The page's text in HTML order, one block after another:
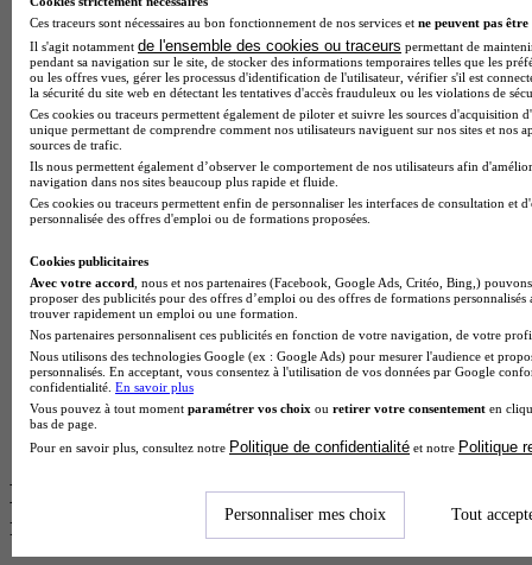
BTS Esf en alternance
BTS Dietetique en alternance
BTS Mco en alternance
BTS Pi en alternance
BTS Sp3s en alternance
Master CCA en alternance
BTS Ndrc en alternance
BTS Sam en alternance
Cap Fleuriste en alternance
BTS Sio en alternance
BTS Gpme en alternance
Cap Electricien en alternance
BTS Gpn en alternance
BTS Domotique en alternance
BAC Pro Agora en alternance
BTS Sta en alternance
BTS Iris en alternance
BTS Tpl en alternance
BTS Ati en alternance
Les diplômes par filière les plus
recherchés
Ces traceurs sont nécessaires au bon fonctionnement de nos services et ne peuvent pas être
Il s'agit notamment de l'ensemble des cookies ou traceurs permettant de
pendant sa navigation sur le site, de stocker des informations temporaires telles que les
ou les offres vues, gérer les processus d'identification de l'utilisateur, vérifier s'il est
la sécurité du site web en détectant les tentatives d'accès frauduleux ou les violations de
Ces cookies ou traceurs permettent également de piloter et suivre les sources d'acquisition
unique permettant de comprendre comment nos utilisateurs naviguent sur nos sites et nos
sources de trafic.
Ils nous permettent également d’observer le comportement de nos utilisateurs afin
navigation dans nos sites beaucoup plus rapide et fluide.
Ces cookies ou traceurs permettent enfin de personnaliser les interfaces de consultation et
personnalisée des offres d'emploi ou de formations proposées.
Cookies publicitaires
Avec votre accord , nous et nos partenaires (Facebook, Google Ads, Critéo, Bing,)
proposer des publicités pour des offres d’emploi ou des offres de formations
trouver rapidement un emploi ou une formation.
Nos partenaires personnalisent ces publicités en fonction de votre navigation, de votre
Nous utilisons des technologies Google (ex : Google Ads) pour mesurer l'audience et
personnalisés. En acceptant, vous consentez à l'utilisation de vos données par Google
confidentialité. En savoir plus
Vous pouvez à tout moment paramétrer vos choix ou retirer votre consentement en
bas de page.
Pour en savoir plus, consultez notre Politique de confidentialité et notre Politique
Personnaliser mes choix Tout